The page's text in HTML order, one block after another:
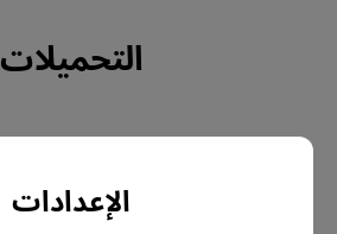
الإعدادات
التحميلات
دليل المستخدم